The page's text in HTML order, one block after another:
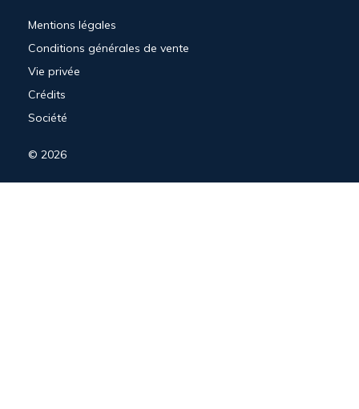
Mentions légales
Conditions générales de vente
Vie privée
Crédits
Société
© 2026